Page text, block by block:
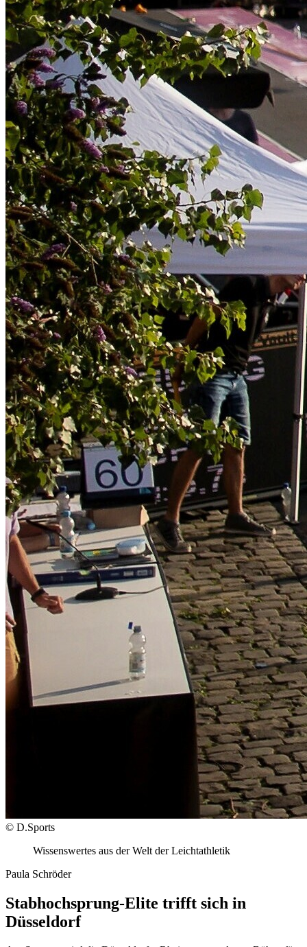
© D.Sports
Wissenswertes aus der Welt der Leichtathletik
Paula Schröder
Stabhochsprung-Elite trifft sich in
Düsseldorf